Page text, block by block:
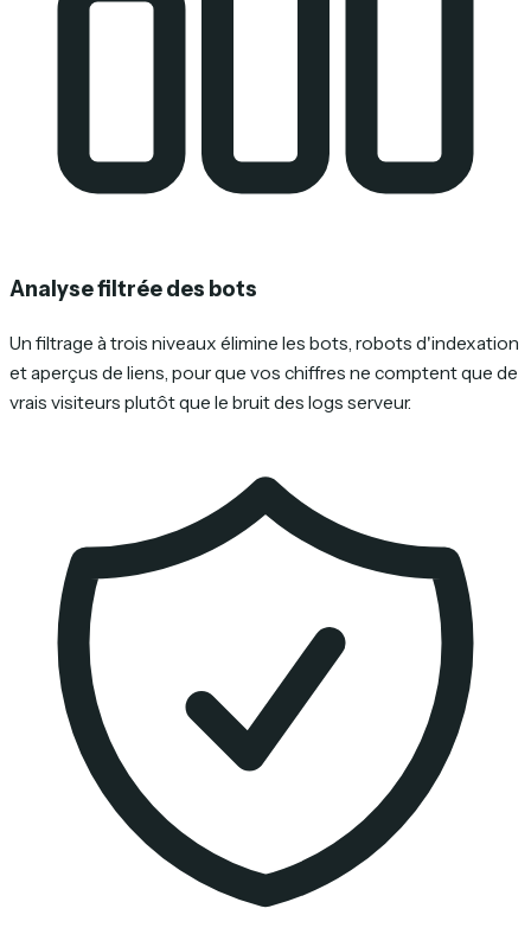
Analyse filtrée des bots
Un filtrage à trois niveaux élimine les bots, robots d'indexation
et aperçus de liens, pour que vos chiffres ne comptent que de
vrais visiteurs plutôt que le bruit des logs serveur.